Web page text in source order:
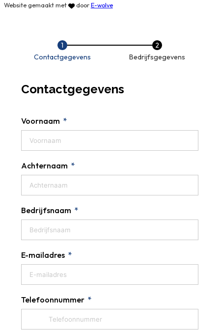
Website gemaakt met
doorE-wolve
Contactgegevens Bedrijfsgegevens
Contactgegevens
Voornaam
Achternaam
Bedrijfsnaam
E-mailadres
Telefoonnummer